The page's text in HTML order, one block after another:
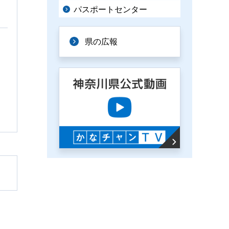
パスポートセンター
県の広報